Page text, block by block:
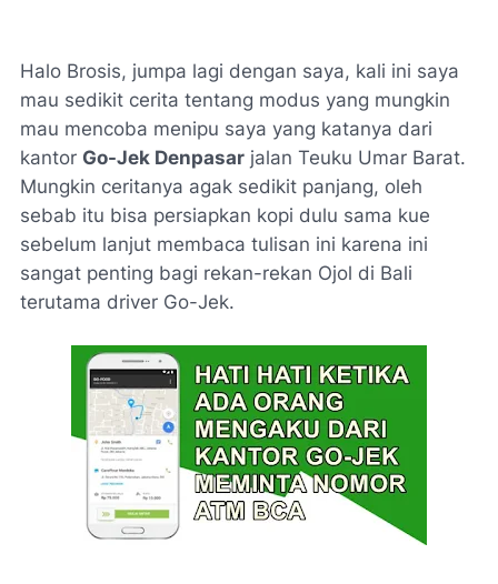
Halo Brosis, jumpa lagi dengan saya, kali ini saya
mau sedikit cerita tentang modus yang mungkin
mau mencoba menipu saya yang katanya dari
kantor Go-Jek Denpasar jalan Teuku Umar Barat.
Mungkin ceritanya agak sedikit panjang, oleh
sebab itu bisa persiapkan kopi dulu sama kue
sebelum lanjut membaca tulisan ini karena ini
sangat penting bagi rekan-rekan Ojol di Bali
terutama driver Go-Jek.